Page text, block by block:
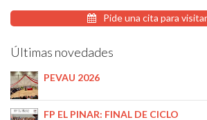
Pide una cita para
Últimas novedades
PEVAU 2026
FP EL PINAR: FINAL DE CICLO